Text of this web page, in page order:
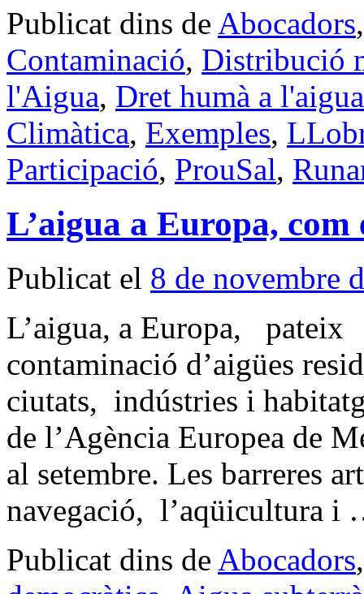
Publicat dins de Abocadors
Contaminació, Distribució
l'Aigua, Dret humà a
Climàtica, Exemples,
Participació, ProuSal,
L’aigua a Europa, com
Publicat el 8 de novembre
L’aigua, a Europa,
contaminació d’aigües
ciutats, indústries i
de l’Agència Europea de
al setembre. Les barreres
navegació, l’aqüicultura
Publicat dins de Abocadors